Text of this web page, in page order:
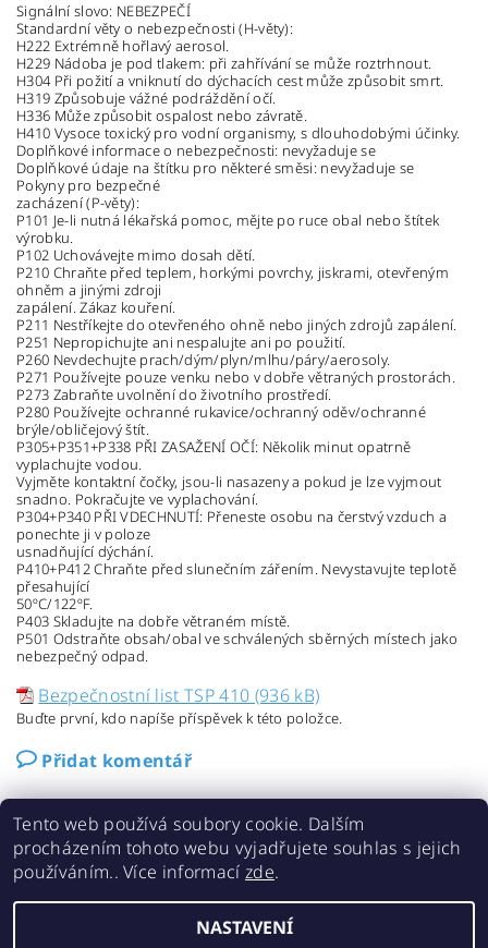
Signální slovo: NEBEZPEČÍ
Standardní věty o nebezpečnosti (H-věty):
H222 Extrémně hořlavý aerosol.
H229 Nádoba je pod tlakem: při zahřívání se může roztrhnout.
H304 Při požití a vniknutí do dýchacích cest může způsobit smrt.
H319 Způsobuje vážné podráždění očí.
H336 Může způsobit ospalost nebo závratě.
H410 Vysoce toxický pro vodní organismy, s dlouhodobými účinky.
Doplňkové informace o nebezpečnosti: nevyžaduje se
Doplňkové údaje na štítku pro některé směsi: nevyžaduje se
Pokyny pro bezpečné
zacházení (P-věty):
P101 Je-li nutná lékařská pomoc, mějte po ruce obal nebo štítek
výrobku.
P102 Uchovávejte mimo dosah dětí.
P210 Chraňte před teplem, horkými povrchy, jiskrami, otevřeným
ohněm a jinými zdroji
zapálení. Zákaz kouření.
P211 Nestříkejte do otevřeného ohně nebo jiných zdrojů zapálení.
P251 Nepropichujte ani nespalujte ani po použití.
P260 Nevdechujte prach/dým/plyn/mlhu/páry/aerosoly.
P271 Používejte pouze venku nebo v dobře větraných prostorách.
P273 Zabraňte uvolnění do životního prostředí.
P280 Používejte ochranné rukavice/ochranný oděv/ochranné
brýle/obličejový štít.
P305+P351+P338 PŘI ZASAŽENÍ OČÍ: Několik minut opatrně
vyplachujte vodou.
Vyjměte kontaktní čočky, jsou-li nasazeny a pokud je lze vyjmout
snadno. Pokračujte ve vyplachování.
P304+P340 PŘI VDECHNUTÍ: Přeneste osobu na čerstvý vzduch a
ponechte ji v poloze
usnadňující dýchání.
P410+P412 Chraňte před slunečním zářením. Nevystavujte teplotě
přesahující
50ºC/122ºF.
P403 Skladujte na dobře větraném místě.
P501 Odstraňte obsah/obal ve schválených sběrných místech jako
nebezpečný odpad.
Bezpečnostní list TSP 410 (936 kB)
Buďte první, kdo napíše příspěvek k této položce.
Přidat komentář
Kontakty
Tento web používá soubory cookie. Dalším
procházením tohoto webu vyjadřujete souhlas s jejich
používáním.. Více informací zde.
NASTAVENÍ